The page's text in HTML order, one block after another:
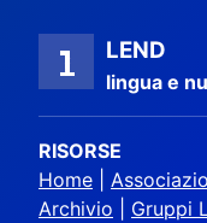
LEND
lingua e
RISORSE
Home
Archivio
Gruppi